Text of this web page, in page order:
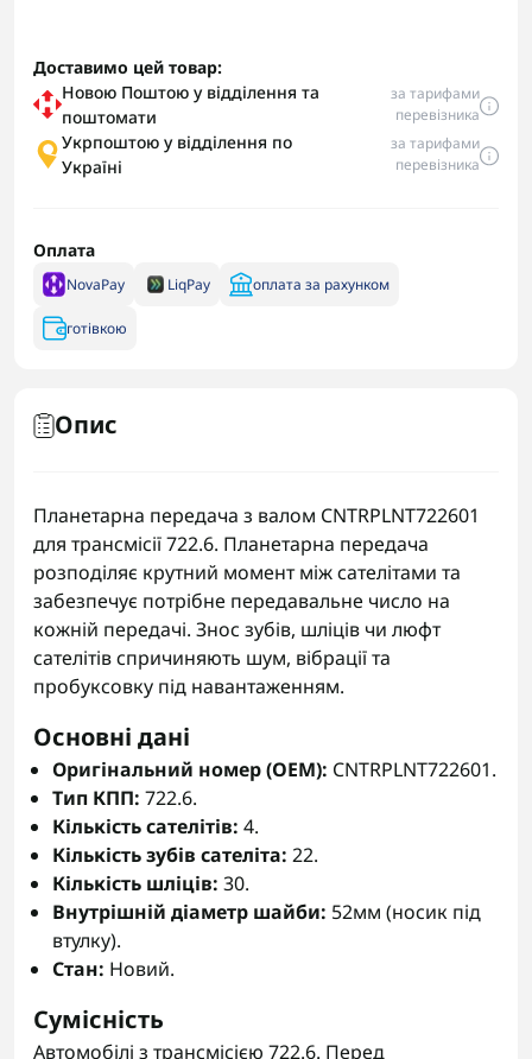
Доставимо цей товар:
Новою Поштою у відділення та
поштомати
за тарифами
перевізника
Укрпоштою у відділення по
Україні
за тарифами
перевізника
Оплата
NovaPay LiqPay оплата за рахунком
готівкою
Опис
Планетарна передача з валом CNTRPLNT722601
для трансмісії 722.6. Планетарна передача
розподіляє крутний момент між сателітами та
забезпечує потрібне передавальне число на
кожній передачі. Знос зубів, шліців чи люфт
сателітів спричиняють шум, вібрації та
пробуксовку під навантаженням.
Основні дані
Оригінальний номер (OEM): CNTRPLNT722601.
Тип КПП: 722.6.
Кількість сателітів: 4.
Кількість зубів сателіта: 22.
Кількість шліців: 30.
Внутрішній діаметр шайби: 52мм (носик під
втулку).
Стан: Новий.
Сумісність
Автомобілі з трансмісією 722.6. Перед